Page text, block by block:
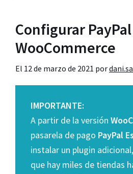
Configurar
WooCommerce
El 12 de marzo de 2021 por
IMPORTANTE:
A partir de la versión
pasarela de pago PayPal
instalar un plugin
que hay miles de tiendas